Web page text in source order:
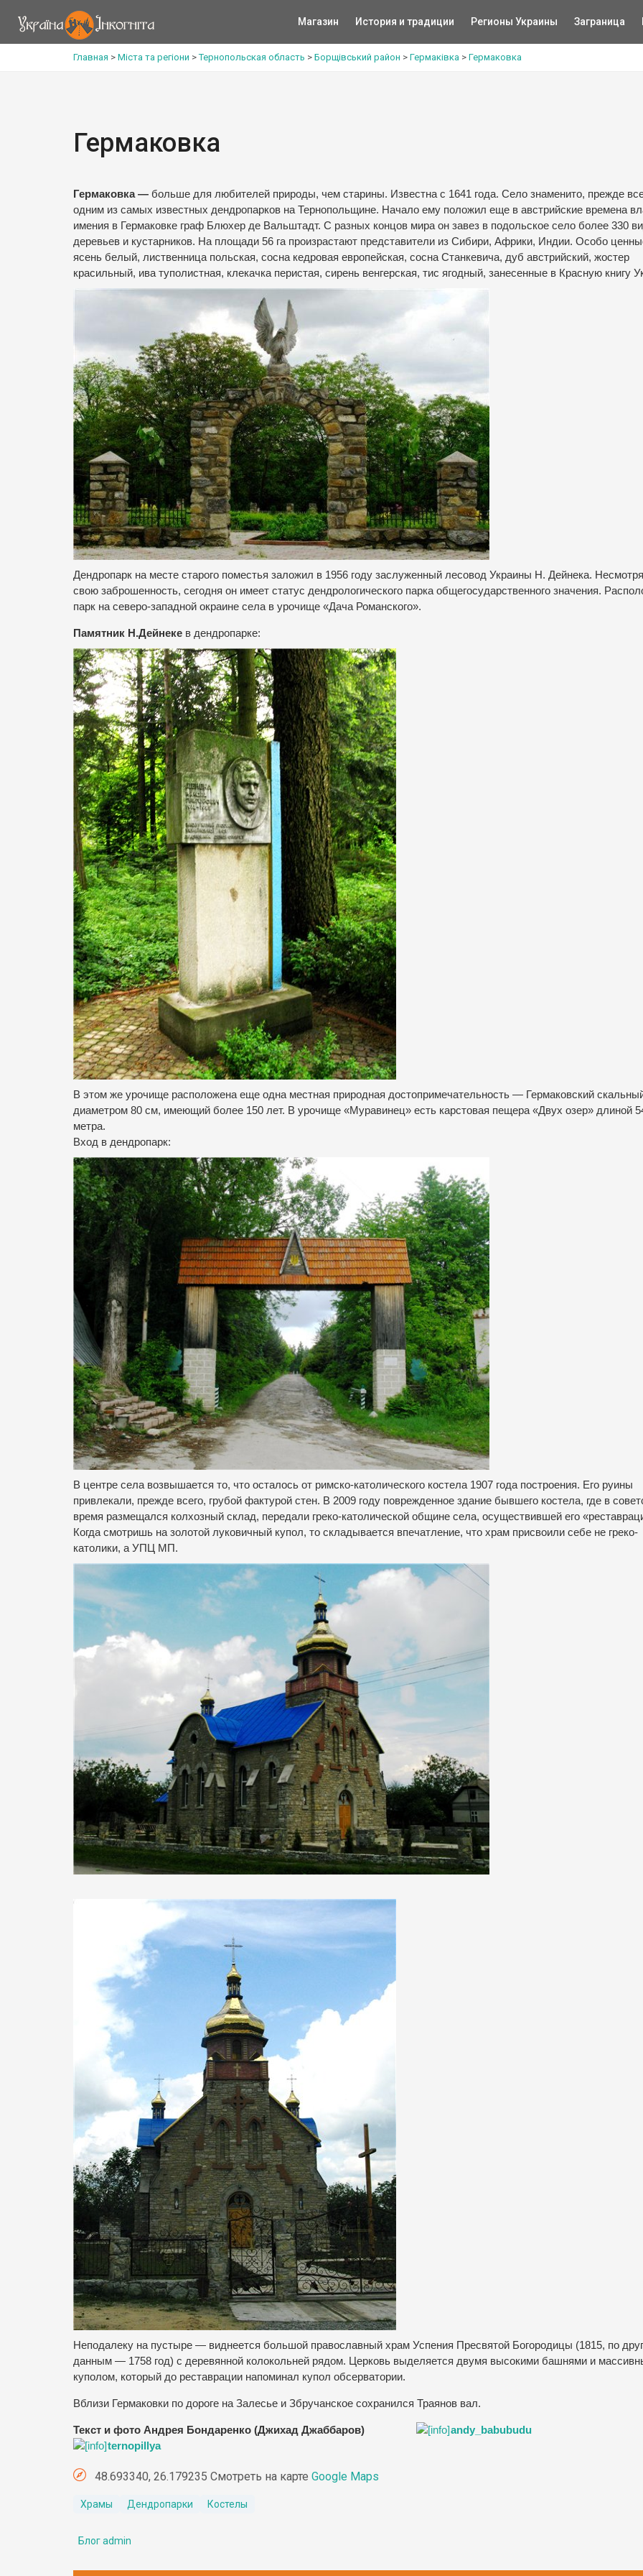
Магазин История и традиции Регионы Украины Заграница
Главная > Міста та регіони >Тернопольская область > Борщівський район > Гермаківка > Гермаковка
Гермаковка
Гермаковка — больше для любителей природы, чем старины. Известна с 1641 года. Село знаменито, прежде
одним из самых известных дендропарков на Тернопольщине. Начало ему положил еще в австрийские времена
имения в Гермаковке граф Блюхер де Вальштадт. С разных концов мира он завез в подольское село более 330
деревьев и кустарников. На площади 56 га произрастают представители из Сибири, Африки, Индии. Особо
ясень белый, лиственница польская, сосна кедровая европейская, сосна Станкевича, дуб австрийский, жостер
красильный, ива туполистная, клекачка перистая, сирень венгерская, тис ягодный, занесенные в Красную книгу
Дендропарк на месте старого поместья заложил в 1956 году заслуженный лесовод Украины Н. Дейнека.
свою заброшенность, сегодня он имеет статус дендрологического парка общегосударственного значения.
парк на северо-западной окраине села в урочище «Дача Романского».
Памятник Н.Дейнеке в дендропарке:
В этом же урочище расположена еще одна местная природная достопримечательность — Гермаковский
диаметром 80 см, имеющий более 150 лет. В урочище «Муравинец» есть карстовая пещера «Двух озер» длиной
метра.
Вход в дендропарк:
В центре села возвышается то, что осталось от римско-католического костела 1907 года построения. Его руины
привлекали, прежде всего, грубой фактурой стен. В 2009 году поврежденное здание бывшего костела, где в
время размещался колхозный склад, передали греко-католической общине села, осуществившей его
Когда смотришь на золотой луковичный купол, то складывается впечатление, что храм присвоили себе не греко-
католики, а УПЦ МП.
Неподалеку на пустыре — виднеется большой православный храм Успения Пресвятой Богородицы (1815, по
данным — 1758 год) с деревянной колокольней рядом. Церковь выделяется двумя высокими башнями и
куполом, который до реставрации напоминал купол обсерватории.
Вблизи Гермаковки по дороге на Залесье и Збручанское сохранился Траянов вал.
Текст и фото Андрея Бондаренко (Джихад Джаббаров)
andy_babubudu
ternopillya
48.693340, 26.179235 Смотреть на карте Google Maps
Храмы Дендропарки Костелы
Блог admin